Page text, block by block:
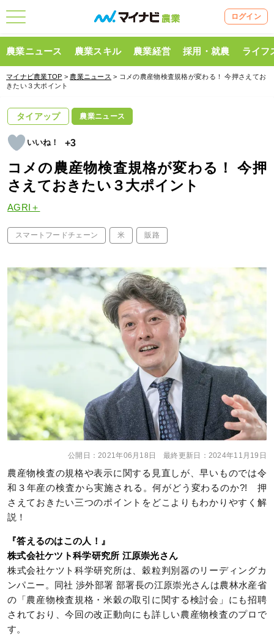
ログイン
農業ニュース 農業スキル 農業経営 採用・就農 ライフ
マイナビ農業TOP > 農業ニュース > コメの農産物検査規格が変わる！ 今押さえてお
きたい３大ポイント
タイアップ 農業ニュース
+3
コメの農産物検査規格が変わる！ 今押
さえておきたい３大ポイント
AGRI＋
スマートフードチェーン 米 販路
公開日：2021年06月18日 最終更新日： 2024年11月19日
農産物検査の規格や表示に関する見直しが、早いものでは令
和３年産の検査から実施される。何がどう変わるのか?! 押
さえておきたい三つのポイントをどこよりもわかりやすく解
説！
『答えるのはこの人！』
株式会社ケツト科学研究所 江原崇光さん
株式会社ケツト科学研究所は、穀粒判別器のリーディングカ
ンパニー。同社 渉外部署 部署長の江原崇光さんは農林水産省
の「農産物検査規格・米穀の取引に関する検討会」にも招聘
されており、今回の改正動向にも詳しい農産物検査のプロで
す。